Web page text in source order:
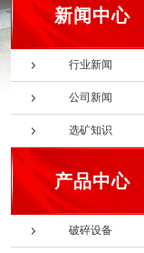
新闻中心
行业新闻
公司新闻
选矿知识
产品中心
破碎设备